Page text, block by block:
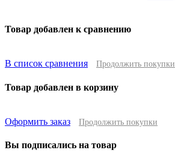
Товар добавлен к сравнению
В список сравнения Продолжить покупки
Товар добавлен в корзину
Оформить заказ Продолжить покупки
Вы подписались на товар